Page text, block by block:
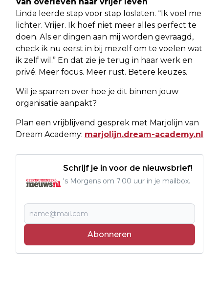
Van overleven naar vrijer leven
Linda leerde stap voor stap loslaten. “Ik voel me
lichter. Vrijer. Ik hoef niet meer alles perfect te
doen. Als er dingen aan mij worden gevraagd,
check ik nu eerst in bij mezelf om te voelen wat
ik zelf wil.” En dat zie je terug in haar werk en
privé. Meer focus. Meer rust. Betere keuzes.
Wil je sparren over hoe je dit binnen jouw
organisatie aanpakt?
Plan een vrijblijvend gesprek met Marjolijn van
Dream Academy: marjolijn.dream-academy.nl
Schrijf je in voor de nieuwsbrief!
's Morgens om 7.00 uur in je mailbox.
Abonneren